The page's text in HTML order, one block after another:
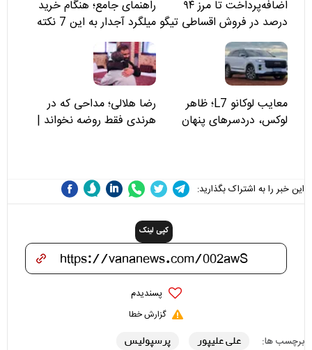
اضافه‌پرداخت تا مرز ۹۴
درصد در فروش اقساطی تیگو
۸؛ مسئولان «مبین خودرو» را
نمی‌بینند؟
راهنمای جامع؛ هنگام خرید
میلگرد آجدار به این 7 نکته
توجه کنید
معایب لوکانو L7؛ ظاهر
لوکس، دردسرهای پنهان
رضا هلالی؛ مداحی که در
هرندی فقط روضه نخواند |
این خبر را به اشتراک بگذارید:
کپی لینک
پسندیدم
گزارش خطا
برچسب ها: علی علیپور پرسپولیس